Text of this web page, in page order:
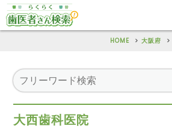
HOME 大阪府
大西歯科医院